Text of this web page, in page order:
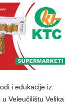
i edukacije iz
Veleučilištu Velika